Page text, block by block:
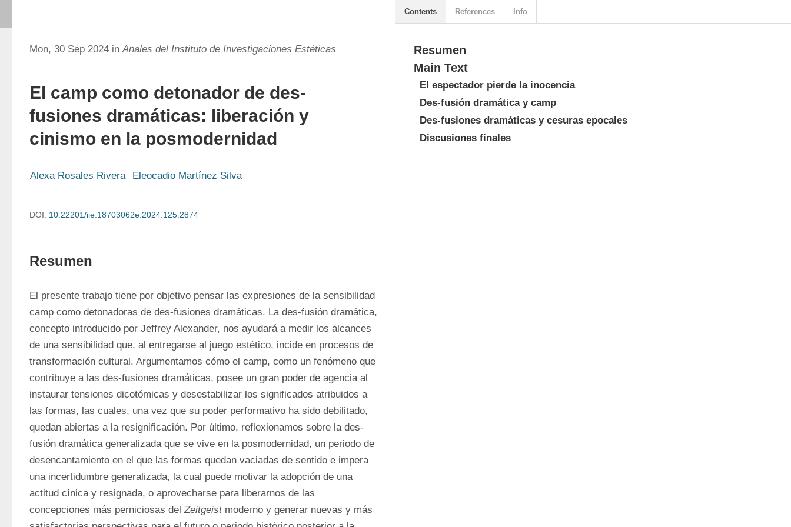
Mon, 30 Sep 2024 inAnales del Instituto de Investigaciones Estéticas
El camp como detonador de des-
fusiones dramáticas: liberación y
cinismo en la posmodernidad
Alexa Rosales Rivera Eleocadio Martínez Silva
DOI: 10.22201/iie.18703062e.2024.125.2874
Resumen
El presente trabajo tiene por objetivo pensar las expresiones de la sensibilidad
camp como detonadoras de des-fusiones dramáticas. La des-fusión dramática,
concepto introducido por Jeffrey Alexander, nos ayudará a medir los alcances
de una sensibilidad que, al entregarse al juego estético, incide en procesos de
transformación cultural. Argumentamos cómo el camp, como un fenómeno que
contribuye a las des-fusiones dramáticas, posee un gran poder de agencia al
instaurar tensiones dicotómicas y desestabilizar los significados atribuidos a
las formas, las cuales, una vez que su poder performativo ha sido debilitado,
quedan abiertas a la resignificación. Por último, reflexionamos sobre la des-
fusión dramática generalizada que se vive en la posmodernidad, un periodo de
desencantamiento en el que las formas quedan vaciadas de sentido e impera
una incertidumbre generalizada, la cual puede motivar la adopción de una
actitud cínica y resignada, o aprovecharse para liberarnos de las
concepciones más perniciosas del Zeitgeist moderno y generar nuevas y más
Resumen
Main Text
El espectador pierde la inocencia
Des-fusión dramática y camp
Des-fusiones dramáticas y cesuras epocales
Discusiones finales
Contents References Info